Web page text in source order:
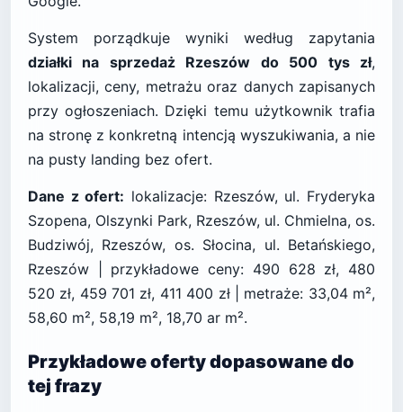
System porządkuje wyniki według zapytania
działki na sprzedaż Rzeszów do 500 tys zł,
lokalizacji, ceny, metrażu oraz danych zapisanych
przy ogłoszeniach. Dzięki temu użytkownik trafia
na stronę z konkretną intencją wyszukiwania, a nie
na pusty landing bez ofert.
Dane z ofert: lokalizacje: Rzeszów, ul. Fryderyka
Szopena, Olszynki Park, Rzeszów, ul. Chmielna, os.
Budziwój, Rzeszów, os. Słocina, ul. Betańskiego,
Rzeszów | przykładowe ceny: 490 628 zł, 480
520 zł, 459 701 zł, 411 400 zł | metraże: 33,04 m²,
58,60 m², 58,19 m², 18,70 ar m².
Przykładowe oferty dopasowane do
tej frazy